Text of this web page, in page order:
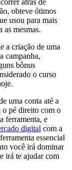
obteve ótimos
usou para mais
as mesmas.
a criação de uma
campanha,
bônus
o curso
uma conta até a
o pé direito com o
ferramenta, e
digital com a
essencial
você irá dominar
irá te ajudar com